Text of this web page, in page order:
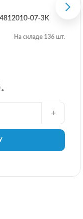
07-3K
На складе 136 шт.
+